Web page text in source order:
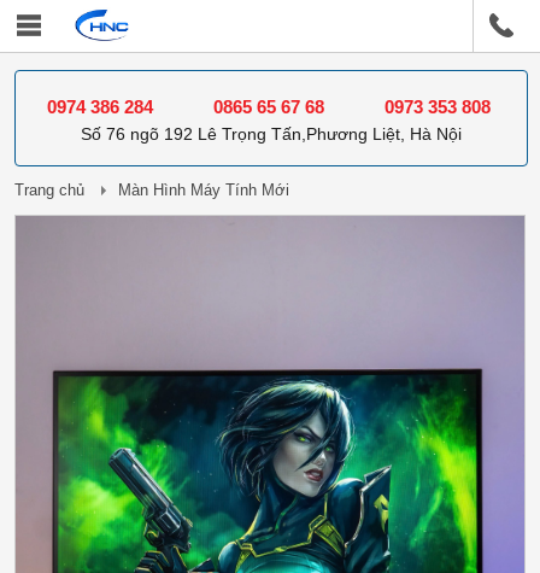
0974 386 284 0865 65 67 68 0973 353 808
Số 76 ngõ 192 Lê Trọng Tấn,Phương Liệt, Hà Nội
Trang chủ Màn Hình Máy Tính Mới